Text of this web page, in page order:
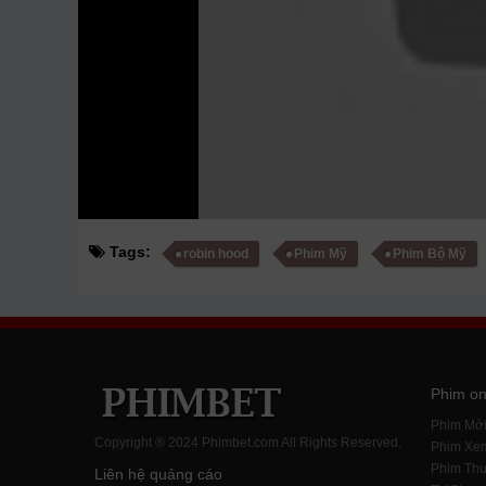
Tags: robin hood Phim Mỹ Phim Bộ Mỹ
Copyright ® 2024 Phimbet.com All Rights Reserved.
Liên hệ quảng cáo
Phim
Phim Mới
Phim
Phim